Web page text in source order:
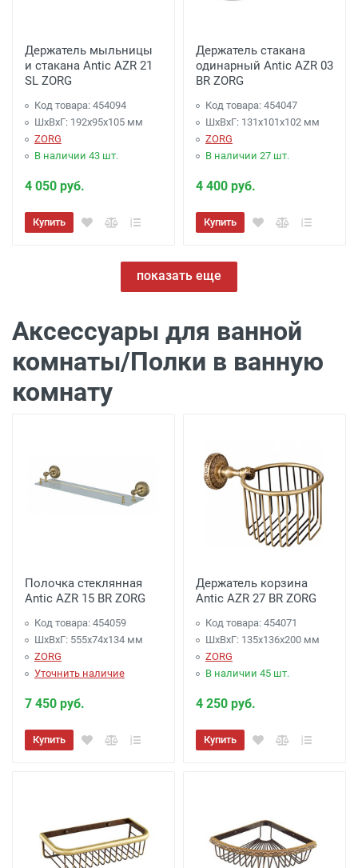
Держатель мыльницы
и стакана Antic AZR 21
SL ZORG
Код товара: 454094
ШхВхГ: 192х95х105 мм
ZORG
В наличии 43 шт.
4 050 руб.
Купить
Держатель стакана
одинарный Antic AZR 03
BR ZORG
Код товара: 454047
ШхВхГ: 131х101х102 мм
ZORG
В наличии 27 шт.
4 400 руб.
Купить
показать еще
Аксессуары для ванной
комнаты/Полки в ванную
комнату
Полочка стеклянная
Antic AZR 15 BR ZORG
Код товара: 454059
ШхВхГ: 555х74х134 мм
ZORG
Уточнить наличие
7 450 руб.
Купить
Держатель корзина
Antic AZR 27 BR ZORG
Код товара: 454071
ШхВхГ: 135х136х200 мм
ZORG
В наличии 45 шт.
4 250 руб.
Купить